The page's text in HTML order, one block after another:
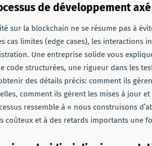
de développement
sur la blockchain ne se résume pas à
cas limites (edge cases), les interactions
Une entreprise solide vous
code structurées, une rigueur dans les
des détails précis: comment ils
comment ils gèrent les mises à jour
ressemble à « nous construisons
coûteux et à des retards importants une